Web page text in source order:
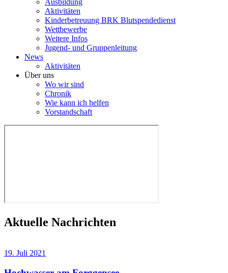
Ausbildung
Aktivitäten
Kinderbetreuung BRK Blutspendedienst
Wettbewerbe
Weitere Infos
Jugend- und Gruppenleitung
News
Aktivitäten
Über uns
Wo wir sind
Chronik
Wie kann ich helfen
Vorstandschaft
Aktuelle Nachrichten
19. Juli 2021